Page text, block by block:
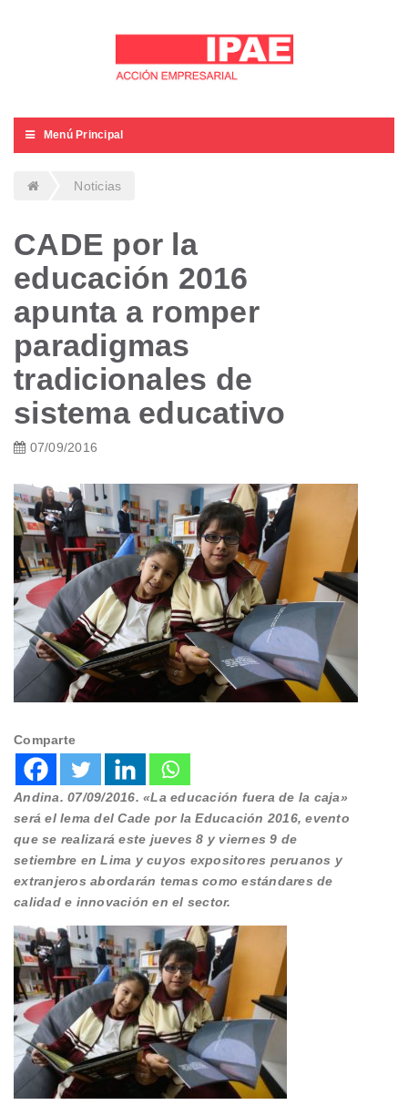
Menú Principal
Noticias
CADE por la
educación 2016
apunta a romper
paradigmas
tradicionales de
sistema educativo
07/09/2016
Comparte
Andina. 07/09/2016. «La educación fuera de la caja»
será el lema del Cade por la Educación 2016, evento
que se realizará este jueves 8 y viernes 9 de
setiembre en Lima y cuyos expositores peruanos y
extranjeros abordarán temas como estándares de
calidad e innovación en el sector.